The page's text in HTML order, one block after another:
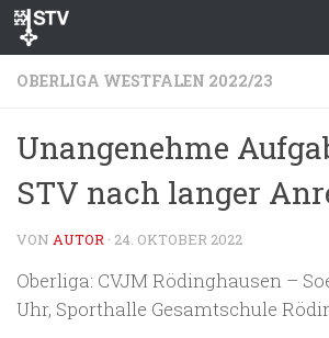
Zum Inhalt springen
OBERLIGA WESTFALEN 2022/23
Unangenehme
STV nach langer
VON AUTOR · 24. OKTOBER 2022
Oberliga: CVJM Rödinghausen –
Uhr, Sporthalle Gesamtschule